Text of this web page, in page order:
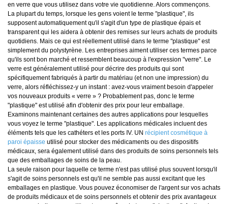
en verre que vous utilisez dans votre vie quotidienne. Alors commençons.
La plupart du temps, lorsque les gens voient le terme "plastique", ils
supposent automatiquement qu'il s'agit d'un type de plastique épais et
transparent qui les aidera à obtenir des remises sur leurs achats de produits
quotidiens. Mais ce qui est réellement utilisé dans le terme "plastique" est
simplement du polystyrène. Les entreprises aiment utiliser ces termes parce
qu'ils sont bon marché et ressemblent beaucoup à l'expression "verre". Le
verre est généralement utilisé pour décrire des produits qui sont
spécifiquement fabriqués à partir du matériau (et non une impression) du
verre, alors réfléchissez-y un instant : avez-vous vraiment besoin d'appeler
vos nouveaux produits « verre » ? Probablement pas, donc le terme
"plastique" est utilisé afin d'obtenir des prix pour leur emballage.
Examinons maintenant certaines des autres applications pour lesquelles
vous voyez le terme "plastique". Les applications médicales incluent des
éléments tels que les cathéters et les ports IV. UN récipient cosmétique à
paroi épaisse utilisé pour stocker des médicaments ou des dispositifs
médicaux, sera également utilisé dans des produits de soins personnels tels
que des emballages de soins de la peau.
La seule raison pour laquelle ce terme n'est pas utilisé plus souvent lorsqu'il
s'agit de soins personnels est qu'il ne semble pas aussi excitant que les
emballages en plastique. Vous pouvez économiser de l'argent sur vos achats
de produits médicaux et de soins personnels et obtenir des prix avantageux